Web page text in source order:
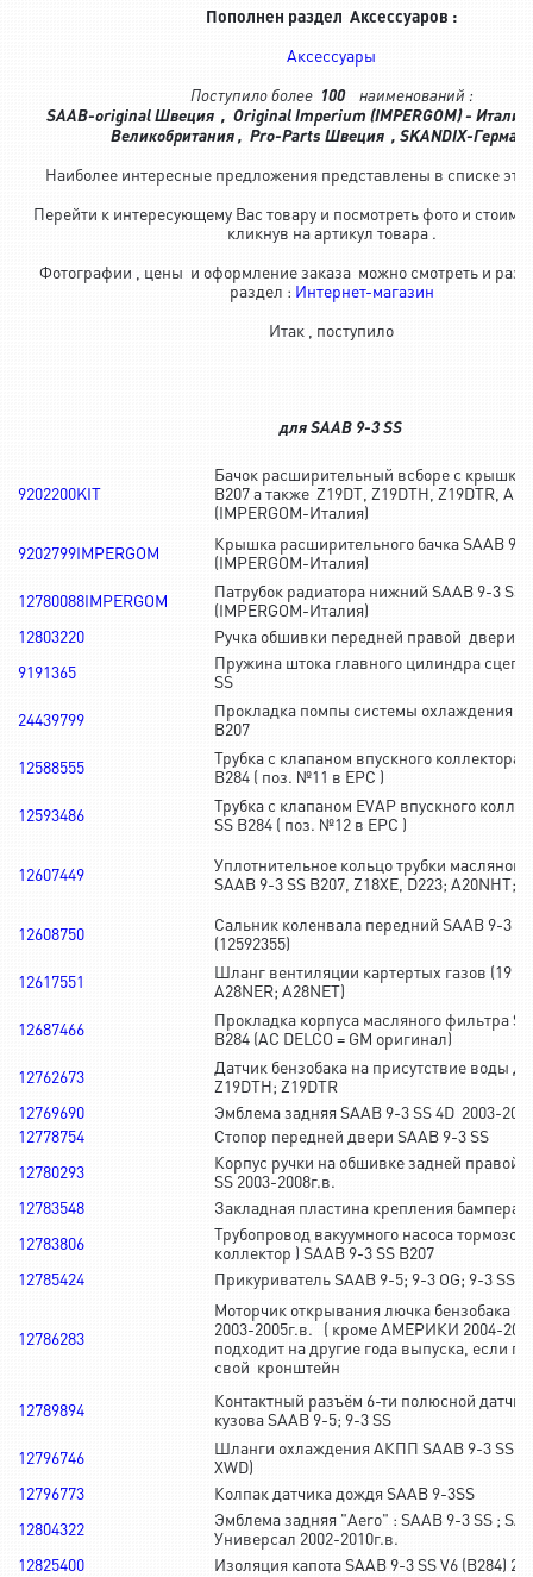
Пополнен раздел Аксессуаров :
Аксессуары
Поступило более 100
наименований :
SAAB-original Швеция , Original Imperium (IMPERGOM) - Италия
Великобритания , Pro-Parts Швеция , SKANDIX-
Наиболее интересные предложения представлены в списке
Перейти к интересующему Вас товару и посмотреть фото и
кликнув на артикул товара .
Фотографии , цены и оформление заказа можно смотреть и
раздел : Интернет-магазин
Итак , поступило
для SAAB 9-3 SS
9202200KIT
Бачок расширительный всборе с
B207 а также Z19DT, Z19DTH, Z19DTR,
(IMPERGOM-Италия)
9202799IMPERGOM
Крышка расширительного бачка SAAB 9-
(IMPERGOM-Италия)
12780088IMPERGOM
Патрубок радиатора нижний SAAB 9-3 SS
(IMPERGOM-Италия)
12803220
Ручка обшивки передней правой двери
9191365
Пружина штока главного цилиндра
SS
24439799
Прокладка помпы системы охлаждения
B207
12588555
Трубка с клапаном впускного коллектора
B284 ( поз. №11 в EPC )
12593486
Трубка с клапаном EVAP впускного
SS B284 ( поз. №12 в EPC )
12607449
Уплотнительное кольцо трубки
SAAB 9-3 SS B207, Z18XE, D223; A20NHT;
12608750
Сальник коленвала передний SAAB 9-3
(12592355)
12617551
Шланг вентиляции картертых газов (19
A28NER; A28NET)
12687466
Прокладка корпуса масляного фильтра
B284 (AC DELCO = GM оригинал)
12762673
Датчик бензобака на присутствие воды
Z19DTH; Z19DTR
12769690
Эмблема задняя SAAB 9-3 SS 4D 2003-
12778754
Стопор передней двери SAAB 9-3 SS
12780293
Корпус ручки на обшивке задней правой
SS 2003-2008г.в.
12783548
Закладная пластина крепления бампера
12783806
Трубопровод вакуумного насоса тормозов
коллектор ) SAAB 9-3 SS B207
12785424
Прикуриватель SAAB 9-5; 9-3 OG; 9-3 SS
12786283
Моторчик открывания лючка бензобака
2003-2005г.в. ( кроме АМЕРИКИ 2004-
подходит на другие года выпуска, если
свой кронштейн
12789894
Контактный разъём 6-ти полюсной
кузова SAAB 9-5; 9-3 SS
12796746
Шланги охлаждения АКПП SAAB 9-3 SS
XWD)
12796773
Колпак датчика дождя SAAB 9-3SS
12804322
Эмблема задняя "Aero" : SAAB 9-3 SS ;
Универсал 2002-2010г.в.
12825400
Изоляция капота SAAB 9-3 SS V6 (B284)